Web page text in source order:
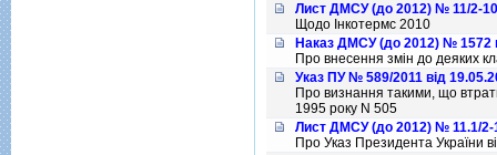
Лист ДМСУ (до 2012) № 11/2-
Щодо Iнкотермс 2010
Наказ ДМСУ (до 2012) № 1572
Про внесення змiн до деяких
Указ ПУ № 589/2011 від
Про визнання такими, що
1995 року N 505
Лист ДМСУ (до 2012) № 11.1/2-
Про Указ Президента України